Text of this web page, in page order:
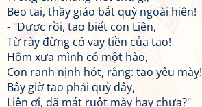
Beo tai, thầy giáo bắt quỳ ngoài hiên!
- "Được rồi, tao biết con Liên,
Từ rày đừng có vay tiền của tao!
Hôm xưa mình có một hào,
Con ranh nịnh hót, rằng: tao yêu mày!
Bây giờ tao phải quỳ đây,
Liên ơi, đã mát ruột mày hay chưa?"